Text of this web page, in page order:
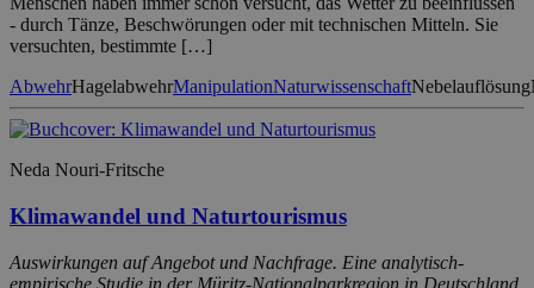
- durch Tänze, Beschwörungen oder mit technischen Mitteln. Sie
versuchten, bestimmte […]
AbwehrHagelabwehrManipulationNaturwissenschaftNebelauflösung
Neda Nouri-Fritsche
Klimawandel und Naturtourismus
Auswirkungen auf Angebot und Nachfrage. Eine analytisch-
empirische Studie in der Müritz-Nationalparkregion in Deutschland